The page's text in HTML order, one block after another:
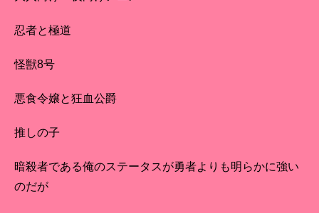
忍者と極道
怪獣8号
悪食令嬢と狂血公爵
推しの子
暗殺者である俺のステータスが勇者よりも明らかに強い
のだが